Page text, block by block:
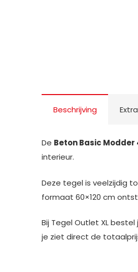
Beschrijving
De Beton Basic Modder
interieur.
Deze tegel is veelzijdig
formaat 60×120 cm
Bij Tegel Outlet XL
je ziet direct de